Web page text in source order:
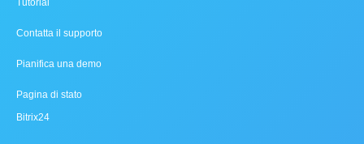
Tutorial
Contatta il supporto
Pianifica una demo
Pagina di stato
Bitrix24